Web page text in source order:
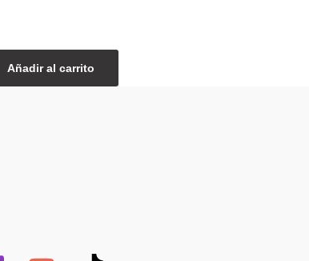
Añadir al carrito